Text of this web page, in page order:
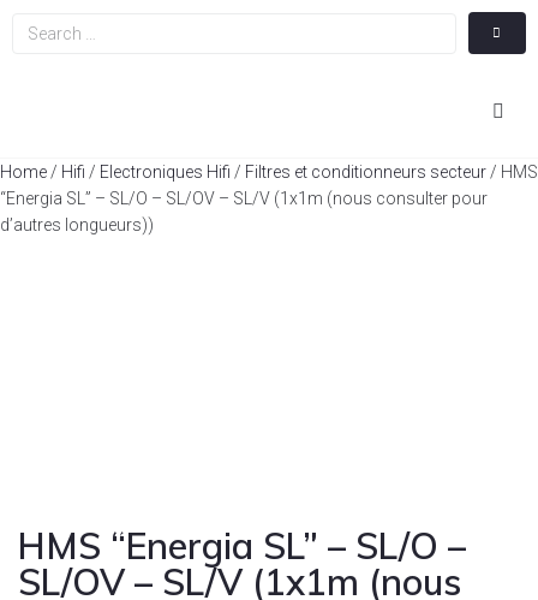
Home / Hifi / Electroniques Hifi / Filtres et conditionneurs secteur / HMS
“Energia SL” – SL/O – SL/OV – SL/V (1x1m (nous consulter pour
d’autres longueurs))
HMS “Energia SL” – SL/O –
SL/OV – SL/V (1x1m (nous